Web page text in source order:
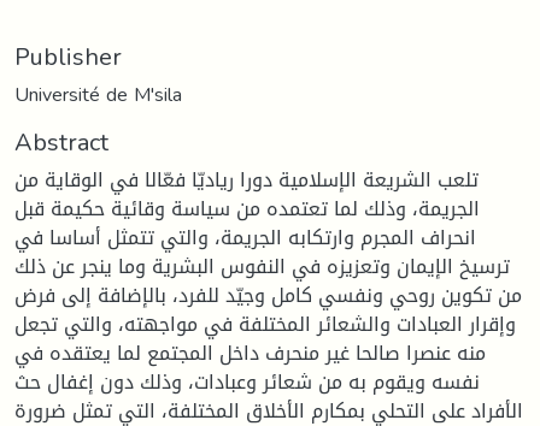
Publisher
Université de M'sila
Abstract
تلعب الشريعة الإسلامية دورا رياديّا فعّالا في الوقاية من
الجريمة، وذلك لما تعتمده من سياسة وقائية حكيمة قبل
انحراف المجرم وارتكابه الجريمة، والتي تتمثل أساسا في
ترسيخ الإيمان وتعزيزه في النفوس البشرية وما ينجر عن ذلك
من تكوين روحي ونفسي كامل وجيّد للفرد، بالإضافة إلى فرض
وإقرار العبادات والشعائر المختلفة في مواجهته، والتي تجعل
منه عنصرا صالحا غير منحرف داخل المجتمع لما يعتقده في
نفسه ويقوم به من شعائر وعبادات، وذلك دون إغفال حث
الأفراد على التحلي بمكارم الأخلاق المختلفة، التي تمثل ضرورة